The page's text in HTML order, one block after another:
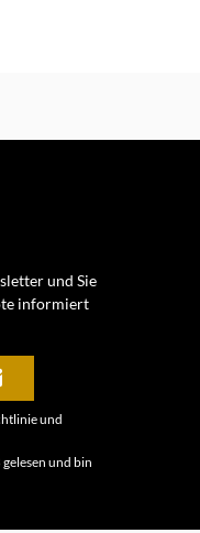
und Sie
informiert
und
gelesen und bin